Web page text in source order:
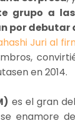
grupo a las
por debutar
Juri al
en 2014.
es el gran
enamore